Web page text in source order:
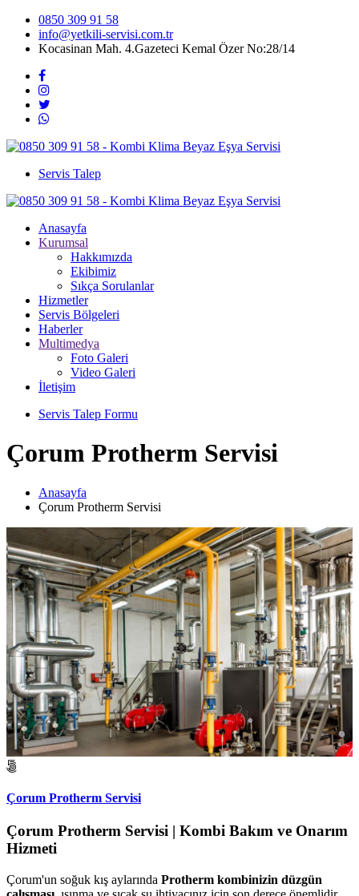
0850 309 91 58
info@yetkili-servisi.com.tr
Kocasinan Mah. 4.Gazeteci Kemal Özer No:28/14
Servis Talep
Anasayfa
Kurumsal
Hakkımızda
Ekibimiz
Sıkça Sorulanlar
Hizmetler
Servis Bölgeleri
Haberler
Multimedya
Foto Galeri
Video Galeri
İletişim
Servis Talep Formu
Çorum Protherm Servisi
Anasayfa
Çorum Protherm Servisi
Çorum Protherm Servisi
Çorum Protherm Servisi | Kombi Bakım ve Onarım
Hizmeti
Çorum'un soğuk kış aylarında Protherm kombinizin düzgün